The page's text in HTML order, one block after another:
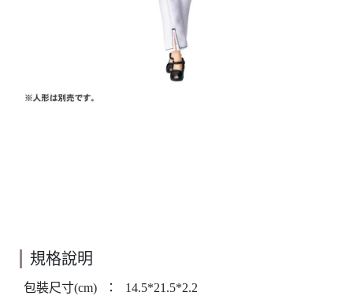
規格說明
包裝尺寸(cm) ：
14.5*21.5*2.2